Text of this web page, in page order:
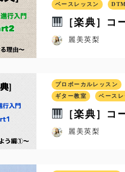
ベースレッスン
［楽典］コ
麗美英梨
プロボーカルレッスン
ギター教室
ベースレ
［楽典］コ
麗美英梨